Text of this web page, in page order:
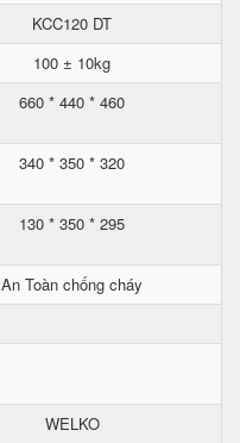
KCC120 DT
100 ± 10kg
660 * 440 * 460
340 * 350 * 320
130 * 350 * 295
An Toàn chống cháy
WELKO